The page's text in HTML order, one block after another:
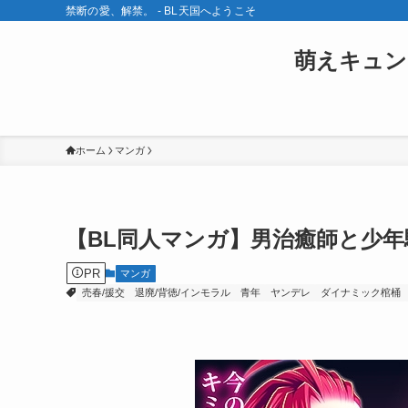
禁断の愛、解禁。 - BL天国へようこそ
萌えキュ
ホーム マンガ
【BL同人マンガ】男治癒師と少
PR
マンガ
売春/援交
退廃/背徳/インモラル 青年 ヤンデレ ダイナミック棺桶